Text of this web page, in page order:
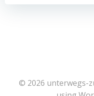
© 2026 unterwegs-